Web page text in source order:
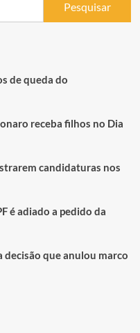
de queda do
receba filhos no Dia
candidaturas nos
é adiado a pedido da
decisão que anulou marco